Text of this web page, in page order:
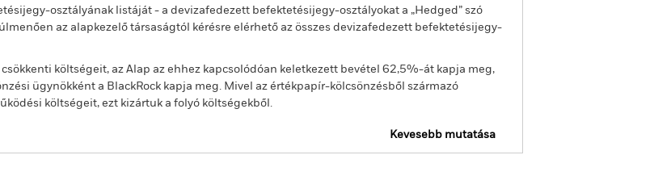
osztályának listáját - a devizafedezett befektetésijegy-osztályokat a „Hedged” szó
az alapkezelő társaságtól kérésre elérhető az összes devizafedezett befektetésijegy-
költségeit, az Alap az ehhez kapcsolódóan keletkezett bevétel 62,5%-át kapja meg,
ügynökként a BlackRock kapja meg. Mivel az értékpapír-kölcsönzésből származó
költségeit, ezt kizártuk a folyó költségekből.
Kevesebb mutatása